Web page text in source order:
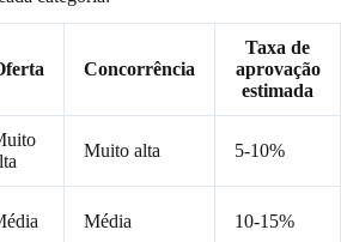
Concorrência
Taxa de
aprovação
estimada
Muito alta 5-10%
Média 10-15%